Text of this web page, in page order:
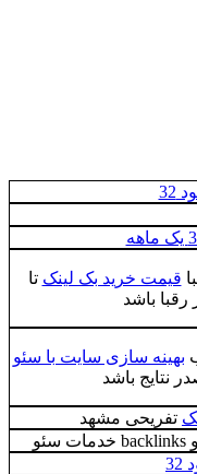
قیمت خرید بک لینک تا
رقبا باشد
بهینه سازی سایت با سئو
نتایج باشد
تفریحی مشهد
و backlinks خدمات سئو